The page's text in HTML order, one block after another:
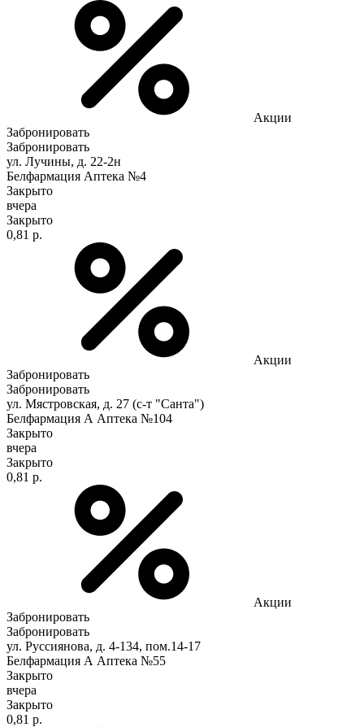
Акции
Забронировать
Забронировать
ул. Лучины, д. 22-2н
Белфармация Аптека №4
Закрыто
вчера
Закрыто
0,81 р.
Акции
Забронировать
Забронировать
ул. Мястровская, д. 27 (с-т "Санта")
Белфармация А Аптека №104
Закрыто
вчера
Закрыто
0,81 р.
Акции
Забронировать
Забронировать
ул. Руссиянова, д. 4-134, пом.14-17
Белфармация А Аптека №55
Закрыто
вчера
Закрыто
0,81 р.